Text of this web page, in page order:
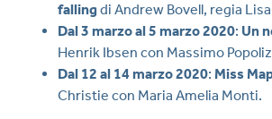
falling di Andrew Bovell, regia
Dal 3 marzo al 5 marzo 2020: Un
Henrik Ibsen con Massimo
Dal 12 al 14 marzo 2020: Miss
Christie con Maria Amelia Monti.